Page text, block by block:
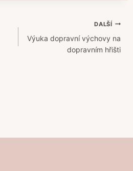
DALŠÍ
Výuka dopravní výchovy na
dopravním hřišti